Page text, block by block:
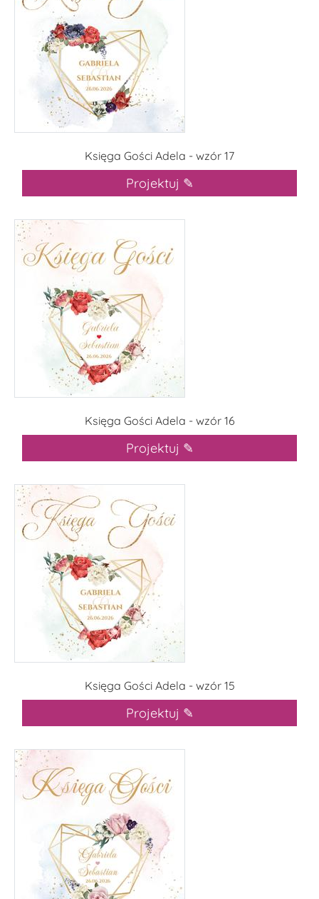
Księga Gości Adela - wzór 17
Projektuj ✎
Księga Gości Adela - wzór 16
Projektuj ✎
Księga Gości Adela - wzór 15
Projektuj ✎